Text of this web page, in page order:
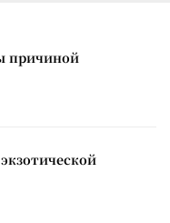
причиной